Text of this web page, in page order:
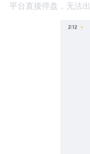
平台直接停盘，无法